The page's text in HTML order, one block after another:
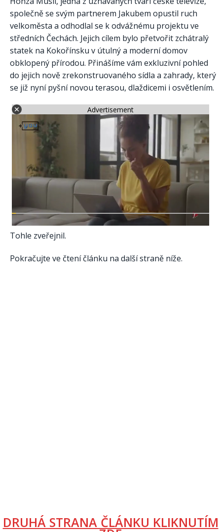
společně se svým partnerem Jakubem opustil ruch
velkoměsta a odhodlal se k odvážnému projektu ve
středních Čechách. Jejich cílem bylo přetvořit zchátralý
statek na Kokořínsku v útulný a moderní domov
obklopený přírodou. Přinášíme vám exkluzivní pohled
do jejich nově zrekonstruovaného sídla a zahrady, který
se již nyní pyšní novou terasou, dlaždicemi i osvětlením.
Advertisement
Tohle zveřejnil.
Pokračujte ve čtení článku na další straně níže.
DRUHÁ STRANA ČLÁNKU KLIKNUTÍM